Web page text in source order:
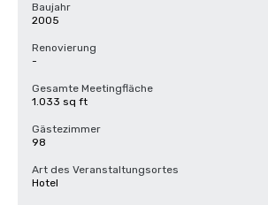
Baujahr
2005
Renovierung
-
Gesamte Meetingfläche
1.033 sq ft
Gästezimmer
98
Art des Veranstaltungsortes
Hotel